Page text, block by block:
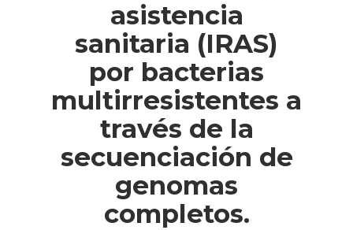
asistencia
sanitaria (IRAS)
por bacterias
multirresistentes a
través de la
secuenciación de
genomas
completos.